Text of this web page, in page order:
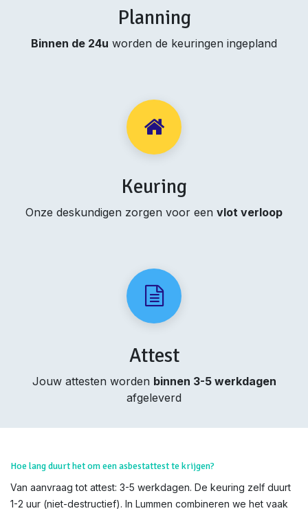
Planning
Binnen de 24u worden de keuringen ingepland
Keuring
Onze deskundigen zorgen voor een vlot verloop
Attest
Jouw attesten worden binnen 3-5 werkdagen
afgeleverd
Hoe lang duurt het om een asbestattest te krijgen?
Van aanvraag tot attest: 3-5 werkdagen. De keuring zelf duurt
1-2 uur (niet-destructief). In Lummen combineren we het vaak